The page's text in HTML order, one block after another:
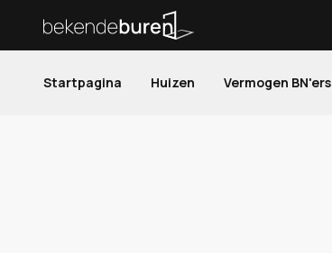
Startpagina Huizen Vermogen BN'ers